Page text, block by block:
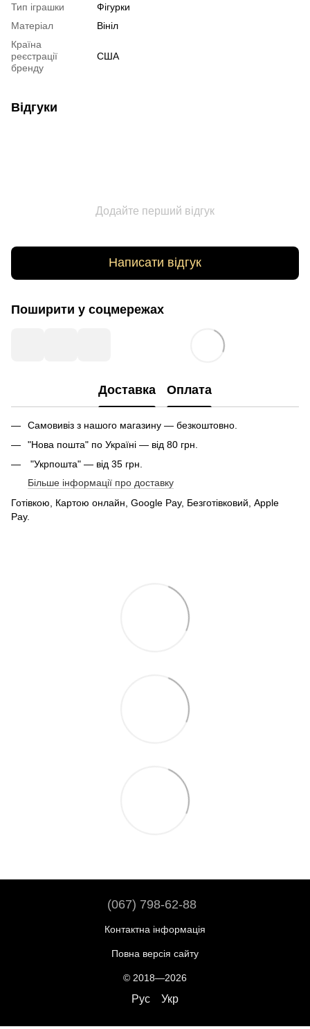
Тип іграшки
Фігурки
Матеріал
Вініл
Країна
реєстрації
бренду
США
Відгуки
Додайте перший відгук
Написати відгук
Поширити у соцмережах
Доставка Оплата
Самовивіз з нашого магазину — безкоштовно.
"Нова пошта" по Україні — від 80 грн.
"Укрпошта" — від 35 грн.
Більше інформації про доставку
Готівкою, Картою онлайн, Google Pay, Безготівковий, Apple
Pay.
(067) 798-62-88
Контактна інформація
Повна версія сайту
© 2018—2026
Рус Укр